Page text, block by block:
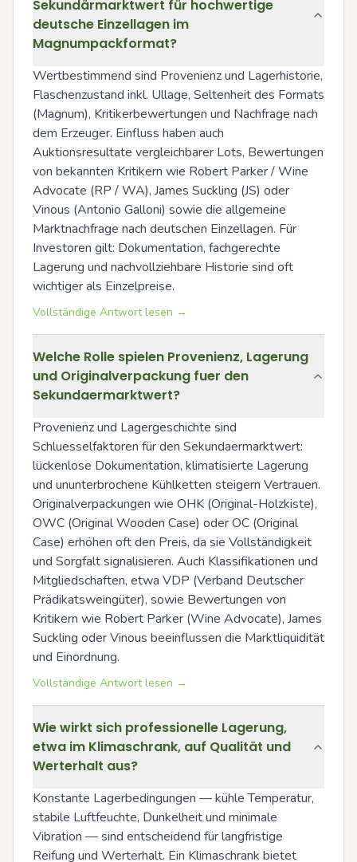
Sekundärmarktwert für hochwertige
deutsche Einzellagen im
Magnumpackformat?
Wertbestimmend sind Provenienz und Lagerhistorie,
Flaschenzustand inkl. Ullage, Seltenheit des Formats
(Magnum), Kritikerbewertungen und Nachfrage nach
dem Erzeuger. Einfluss haben auch
Auktionsresultate vergleichbarer Lots, Bewertungen
von bekannten Kritikern wie Robert Parker / Wine
Advocate (RP / WA), James Suckling (JS) oder
Vinous (Antonio Galloni) sowie die allgemeine
Marktnachfrage nach deutschen Einzellagen. Für
Investoren gilt: Dokumentation, fachgerechte
Lagerung und nachvollziehbare Historie sind oft
wichtiger als Einzelpreise.
Vollständige Antwort lesen →
Welche Rolle spielen Provenienz, Lagerung
und Originalverpackung fuer den
Sekundaermarktwert?
Provenienz und Lagergeschichte sind
Schluesselfaktoren für den Sekundaermarktwert:
lückenlose Dokumentation, klimatisierte Lagerung
und ununterbrochene Kühlketten steigern Vertrauen.
Originalverpackungen wie OHK (Original-Holzkiste),
OWC (Original Wooden Case) oder OC (Original
Case) erhöhen oft den Preis, da sie Vollständigkeit
und Sorgfalt signalisieren. Auch Klassifikationen und
Mitgliedschaften, etwa VDP (Verband Deutscher
Prädikatsweingüter), sowie Bewertungen von
Kritikern wie Robert Parker (Wine Advocate), James
Suckling oder Vinous beeinflussen die Marktliquidität
und Einordnung.
Vollständige Antwort lesen →
Wie wirkt sich professionelle Lagerung,
etwa im Klimaschrank, auf Qualität und
Werterhalt aus?
Konstante Lagerbedingungen — kühle Temperatur,
stabile Luftfeuchte, Dunkelheit und minimale
Vibration — sind entscheidend für langfristige
Reifung und Werterhalt. Ein Klimaschrank bietet